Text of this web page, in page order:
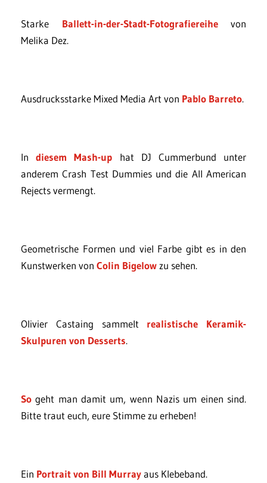
Starke Ballett-in-der-Stadt-Fotografiereihevon
Melika Dez.
Ausdrucksstarke Mixed Media Art von Pablo Barreto.
Indiesem Mash-up hat DJ Cummerbund unter
anderem Crash Test Dummies und die All American
Rejects vermengt.
Geometrische Formen und viel Farbe gibt es in den
Kunstwerken von Colin Bigelowzu sehen.
Olivier Castaing sammelt realistische Keramik-
Skulpuren von Desserts.
So geht man damit um, wenn Nazis um einen sind.
Bitte traut euch, eure Stimme zu erheben!
Ein Portrait von Bill Murrayaus Klebeband.